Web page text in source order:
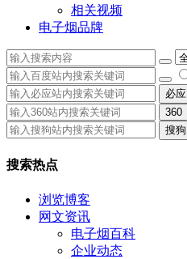
相关视频
电子烟品牌
必应
360
搜狗
搜索热点
浏览博客
网文资讯
电子烟百科
企业动态